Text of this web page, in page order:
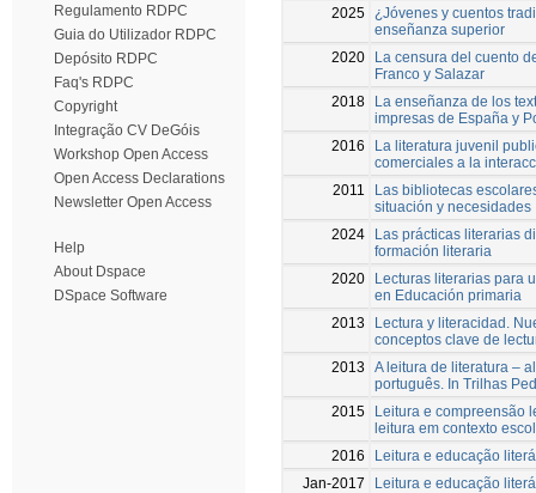
Regulamento RDPC
Guia do Utilizador RDPC
Depósito RDPC
Faq's RDPC
Copyright
Integração CV DeGóis
Workshop Open Access
Open Access Declarations
Newsletter Open Access
Help
About Dspace
DSpace Software
2025 ¿Jóvenes y cuentos
enseñanza superior
2020
La censura del cuento
Franco y Salazar
2018
La enseñanza de los
impresas de España y
2016
La literatura juvenil
comerciales a la
2011
Las bibliotecas
situación y necesidades
2024
Las prácticas literarias
formación literaria
2020
Lecturas literarias para
en Educación primaria
2013
Lectura y literacidad.
conceptos clave de
2013
A leitura de literatura –
português. In Trilhas
2015
Leitura e compreensão
leitura em contexto
2016
Leitura e educação
Jan-2017
Leitura e educação